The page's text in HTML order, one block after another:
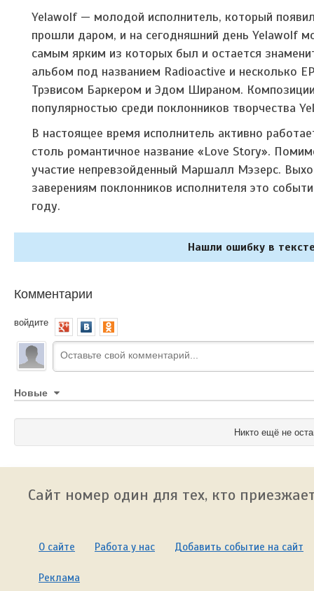
Yelawolf — молодой исполнитель, который
прошли даром, и на сегодняшний день Yelawolf
самым ярким из которых был и остается
альбом под названием Radioactive и несколько
Трэвисом Баркером и Эдом Шираном.
популярностью среди поклонников творчества
В настоящее время исполнитель активно
столь романтичное название «Love Story».
участие непревзойденный Маршалл Мэзерс.
заверениям поклонников исполнителя это
году.
Нашли ошибку в
Комментарии
войдите
Новые
Никто ещё не
Сайт номер один для тех, кто
О сайте Работа у нас Добавить событие на сайт
Реклама